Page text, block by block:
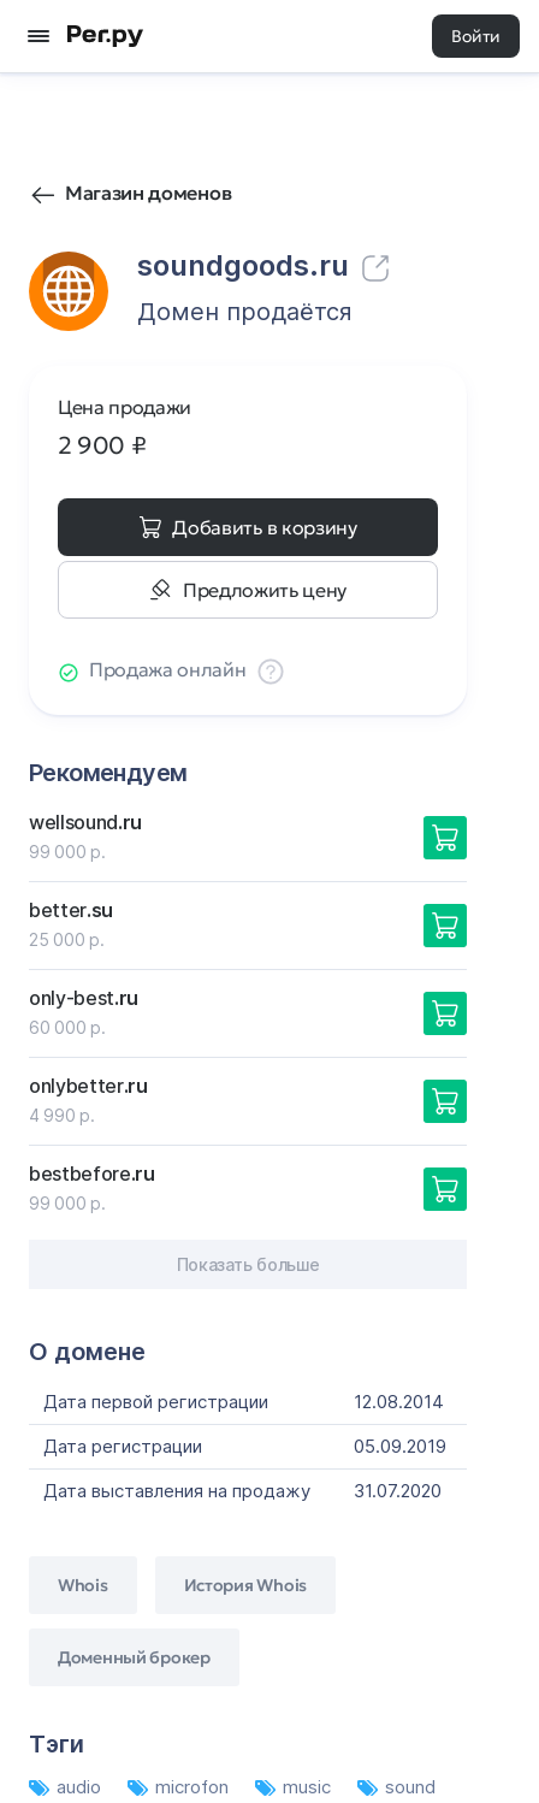
Войти
Магазин доменов
soundgoods.ru
720 0
Домен продаётся
О домене
Дата первой регистрации
12.08.2014
Дата регистрации
05.09.2019
Дата выставления на продажу
31.07.2020
Whois История Whois
Доменный брокер
Тэги
audio microfon music
sound
Цена продажи
2 900 ₽
Добавить в корзину
Предложить цену
Продажа онлайн
Рекомендуем
wellsound.ru
99 000 р.
better.su
25 000 р.
only-best.ru
60 000 р.
onlybetter.ru
4 990 р.
bestbefore.ru
99 000 р.
Показать больше